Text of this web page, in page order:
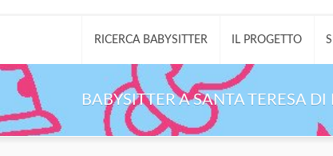
RICERCA BABYSITTER IL PROGETTO
BABYSITTER A SANTA TERESA DI